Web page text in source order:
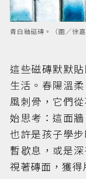
青白釉磁磚。（圖／徐嘉
這些磁磚默默
生活。春陽溫
風刺骨，它們
始思考：這面
也許是孩子學
暫歇息，或是
視著磚面，獲得